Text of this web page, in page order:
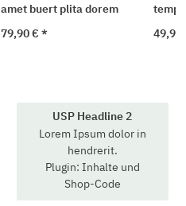
amet buert plita dorem
79,90 € *
49,90
USP Headline 2
Lorem Ipsum dolor in
hendrerit.
Plugin: Inhalte und
Shop-Code